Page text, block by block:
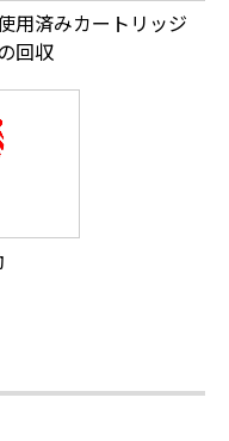
用済みカートリッジ
回収